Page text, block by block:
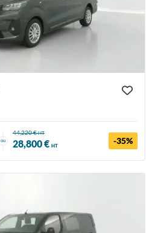
ou
44,220 €HT
28,800 € HT -35%